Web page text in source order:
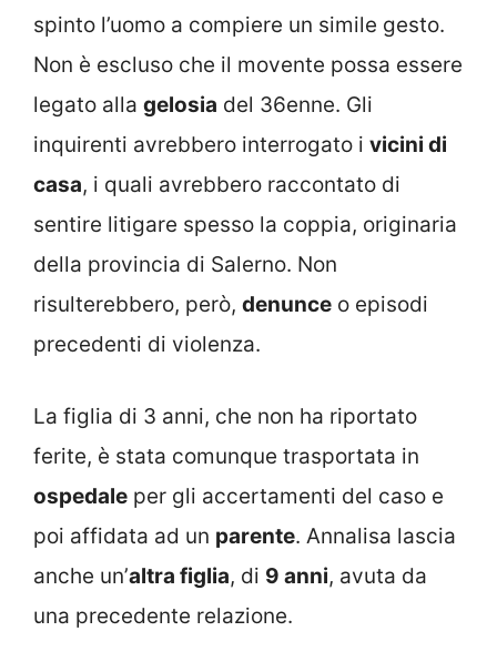
spinto l’uomo a compiere un simile gesto.
Non è escluso che il movente possa essere
legato alla gelosia del 36enne. Gli
inquirenti avrebbero interrogato i vicini di
casa, i quali avrebbero raccontato di
sentire litigare spesso la coppia, originaria
della provincia di Salerno. Non
risulterebbero, però, denunce o episodi
precedenti di violenza.
La figlia di 3 anni, che non ha riportato
ferite, è stata comunque trasportata in
ospedale per gli accertamenti del caso e
poi affidata ad un parente. Annalisa lascia
anche un’altra figlia, di 9 anni, avuta da
una precedente relazione.